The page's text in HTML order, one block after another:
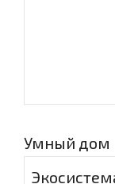
Умный дом